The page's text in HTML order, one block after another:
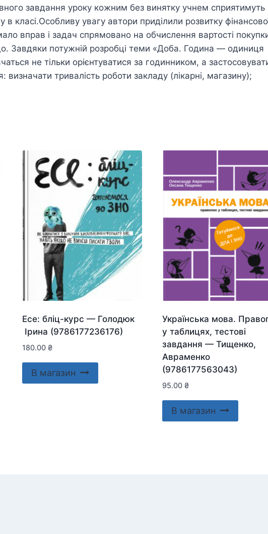
завдання уроку кожним без винятку учнем сприятимуть
в класі.Особливу увагу автори приділили розвитку
вправ і задач спрямовано на обчислення вартості
Завдяки потужній розробці теми «Доба. Година — одиниця
не тільки орієнтуватися за годинником, а
визначати тривалість роботи закладу (лікарні, магазину);
Есе: бліц-курс — Голодюк
Ірина (9786177236176)
180.00 ₴
В магазин
Українська мова.
у таблицях, тестові
завдання — Тищенко,
Авраменко
(9786177563043)
95.00 ₴
В магазин